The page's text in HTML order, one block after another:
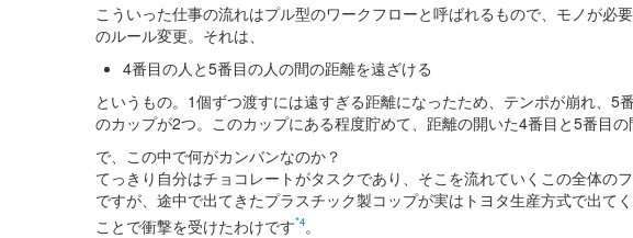
こういった仕事の流れはプル型のワークフローと呼ばれるもので、モノが必
のルール変更。それは、
4番目の人と5番目の人の間の距離を遠ざける
というもの。1個ずつ渡すには遠すぎる距離になったため、テンポが崩れ、
のカップが2つ。このカップにある程度貯めて、距離の開いた4番目と5番目
で、この中で何がカンバンなのか？
てっきり自分はチョコレートがタスクであり、そこを流れていくこの全体の
ですが、途中で出てきたプラスチック製コップが実はトヨタ生産方式で出
ことで衝撃を受けたわけです*4。